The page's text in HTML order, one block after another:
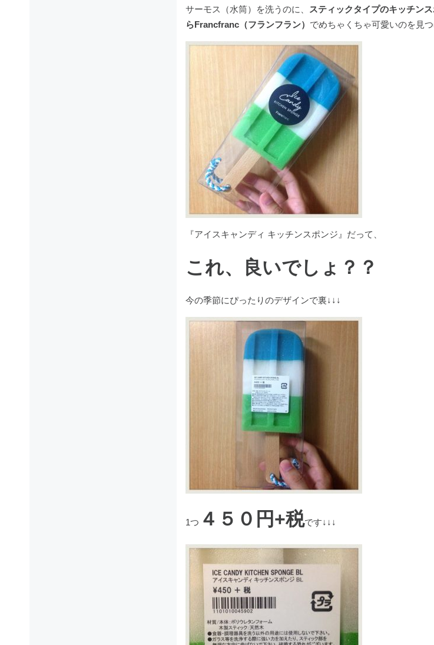
サーモス（水筒）を洗うのに、 スティックタイプのキッチン
らFrancfranc（フランフラン） でめちゃくちゃ可愛いのを見
『アイスキャンディ キッチンスポンジ』だって、
これ、良いでしょ？？
今の季節にぴったりのデザインで裏↓↓↓
1つ ４５０円+税です↓↓↓